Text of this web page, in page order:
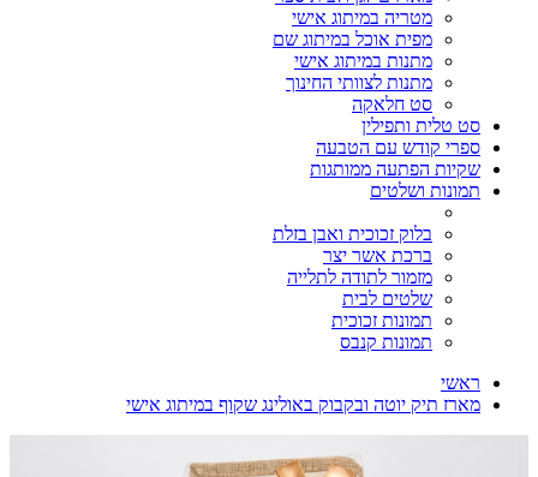
מטריה במיתוג אישי
מפית אוכל במיתוג שם
מתנות במיתוג אישי
מתנות לצוותי החינוך
סט חלאקה
סט טלית ותפילין
ספרי קודש עם הטבעה
שקיות הפתעה ממותגות
תמונות ושלטים
בלוק זכוכית ואבן בזלת
ברכת אשר יצר
מזמור לתודה לתלייה
שלטים לבית
תמונות זכוכית
תמונות קנבס
ראשי
מארז תיק יוטה ובקבוק באולינג שקוף במיתוג אישי